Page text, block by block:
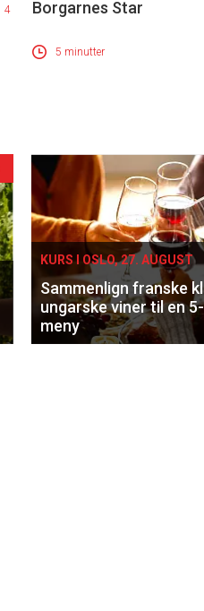
4 Borgarnes Star
5 minutter
KURS I OSLO, 27. AUGUST
Sammenlign franske
ungarske viner til en
meny